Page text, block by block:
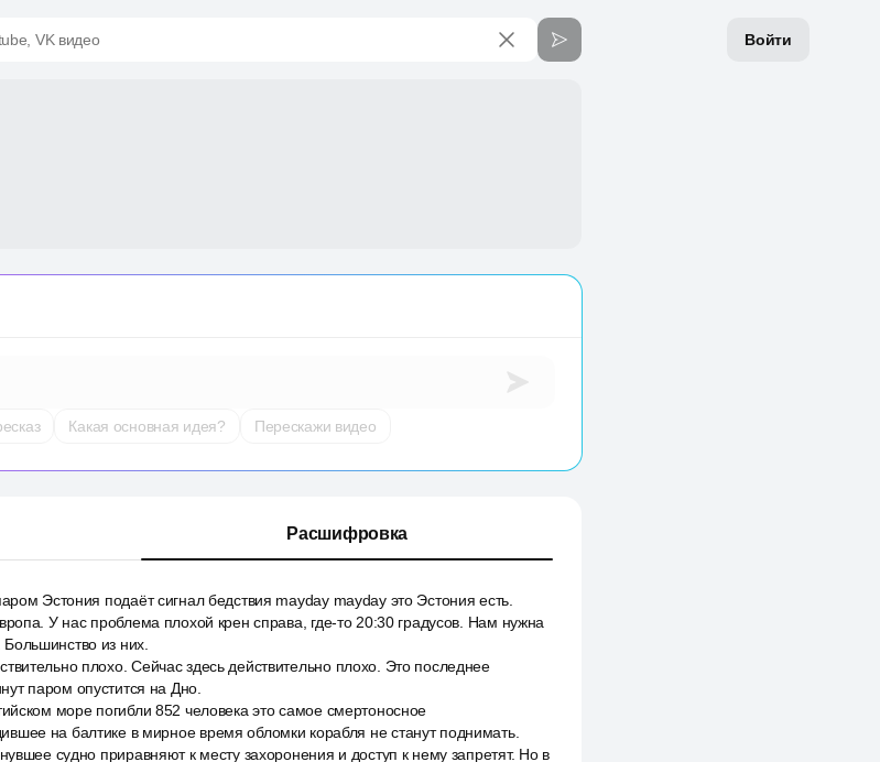
Войти
VK видео
Какая основная идея? Перескажи видео
Расшифровка
Эстония подаёт сигнал бедствия mayday mayday это Эстония есть.
У нас проблема плохой крен справа, где-то 20:30 градусов. Нам нужна
из них.
плохо. Сейчас здесь действительно плохо. Это последнее
паром опустится на Дно.
море погибли 852 человека это самое смертоносное
на балтике в мирное время обломки корабля не станут поднимать.
судно приравняют к месту захоронения и доступ к нему запретят. Но в